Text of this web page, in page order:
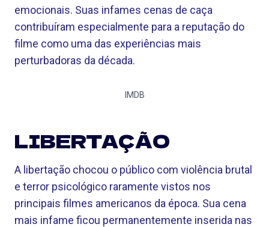
emocionais. Suas infames cenas de caça
contribuíram especialmente para a reputação do
filme como uma das experiências mais
perturbadoras da década.
IMDB
LIBERTAÇÃO
A libertação chocou o público com violência brutal
e terror psicológico raramente vistos nos
principais filmes americanos da época. Sua cena
mais infame ficou permanentemente inserida nas